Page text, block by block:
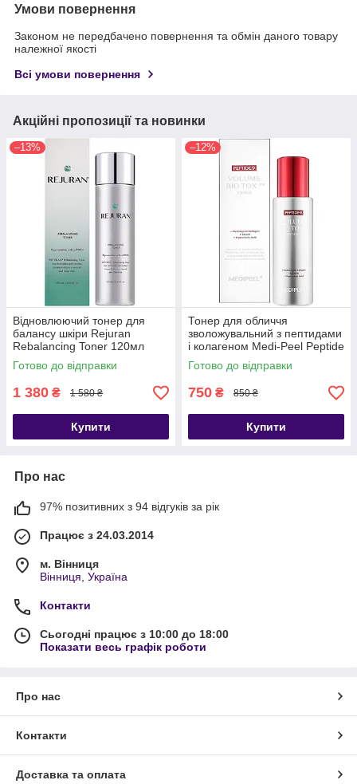
Умови повернення
Законом не передбачено повернення та обмін даного товару
належної якості
Всі умови повернення
Акційні пропозиції та новинки
–13%
Відновлюючий тонер для
балансу шкіри Rejuran
Rebalancing Toner 120мл
Готово до відправки
1 380 ₴ 1 580 ₴
Купити
–12%
Тонер для обличчя
зволожувальний з пептидами
і колагеном Medi-Peel Peptide
9 Volume Bio Tox Toner Pro
250ml
Готово до відправки
750 ₴ 850 ₴
Купити
Про нас
97% позитивних з 94 відгуків за рік
Працює з 24.03.2014
м. Вінниця
Вінниця, Україна
Контакти
Сьогодні працює з 10:00 до 18:00
Показати весь графік роботи
Про нас
Контакти
Доставка та оплата